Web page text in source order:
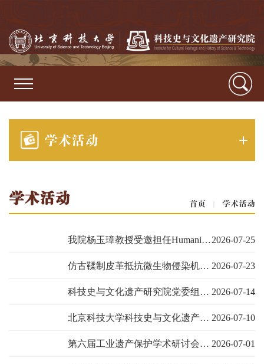
学术活动
首页 | 学术活动
学术活动
2026-07-25
我院杨玉璋教授受邀担任Humanities and Social Sciences Communications期刊编委
2026-07-23
仿古鞣制皮革抵抗微生物侵染机制研究
2026-07-14
科技史与文化遗产研究院党委组织开展系列学习教育
2026-07-10
北京科技大学科技史与文化遗产研究院赴辽宁开展调研交流
2026-07-01
第六届工业遗产保护学术研讨会在包头顺利召开